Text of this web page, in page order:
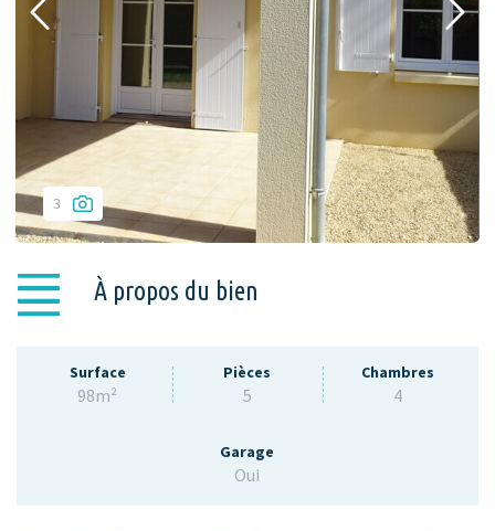
3
À propos du bien
Surface
98m²
Pièces
5
Chambres
4
Garage
Oui